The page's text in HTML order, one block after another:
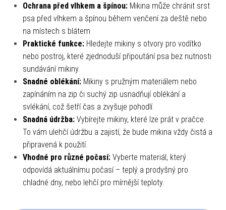
Ochrana před vlhkem a špínou: Mikina může chránit srst
psa před vlhkem a špínou během venčení za deště nebo
na místech s blátem
Praktické funkce: Hledejte mikiny s otvory pro vodítko
nebo postroj, které zjednoduší připoutání psa bez nutnosti
sundávání mikiny.
Snadné oblékání: Mikiny s pružným materiálem nebo
zapínáním na zip či suchý zip usnadňují oblékání a
svlékání, což šetří čas a zvyšuje pohodlí.
Snadná údržba: Vybírejte mikiny, které lze prát v pračce.
To vám ulehčí údržbu a zajistí, že bude mikina vždy čistá a
připravená k použití.
Vhodné pro různé počasí: Vyberte materiál, který
odpovídá aktuálnímu počasí – teplý a prodyšný pro
chladné dny, nebo lehčí pro mírnější teploty.